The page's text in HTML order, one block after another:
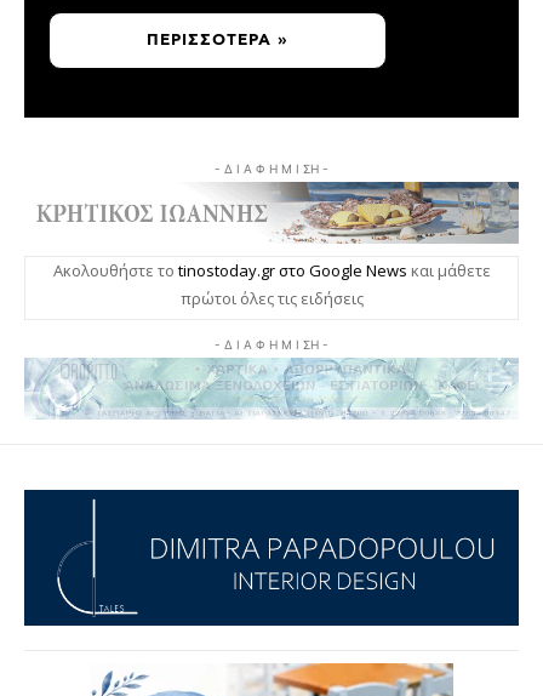
ΠΕΡΙΣΣΌΤΕΡΑ »
- Δ Ι Α Φ Η Μ Ι ΣΗ -
Ακολουθήστε το tinostoday.gr στο Google News και μάθετε
πρώτοι όλες τις ειδήσεις
- Δ Ι Α Φ Η Μ Ι ΣΗ -